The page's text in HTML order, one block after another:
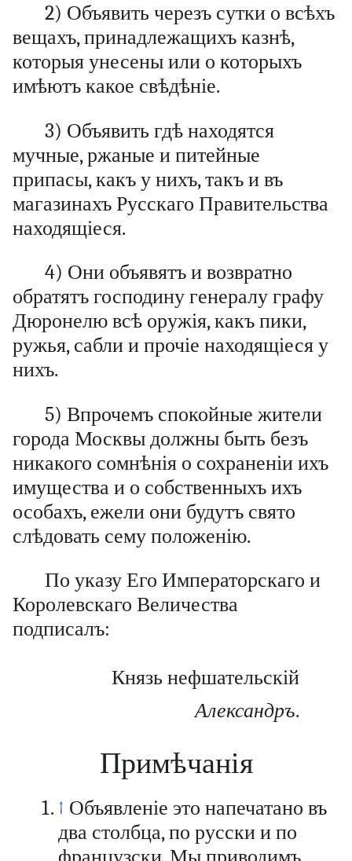
2) Объявить черезъ сутки о всѣхъ
вещахъ, принадлежащихъ казнѣ,
которыя унесены или о которыхъ
имѣютъ какое свѣдѣніе.
3) Объявить гдѣ находятся
мучные, ржаные и питейные
припасы, какъ у нихъ, такъ и въ
магазинахъ Русскаго Правительства
находящіеся.
4) Они объявятъ и возвратно
обратятъ господину генералу графу
Дюронелю всѣ оружія, какъ пики,
ружья, сабли и прочіе находящіеся у
нихъ.
5) Впрочемъ спокойные жители
города Москвы должны быть безъ
никакого сомнѣнія о сохраненіи ихъ
имущества и о собственныхъ ихъ
особахъ, ежели они будутъ свято
слѣдовать сему положенію.
По указу Его Императорскаго и
Королевскаго Величества
подписалъ:
Князь нефшательскій
Александръ.
Примѣчанія
↑ Объявленіе это напечатано въ
два столбца, по русски и по